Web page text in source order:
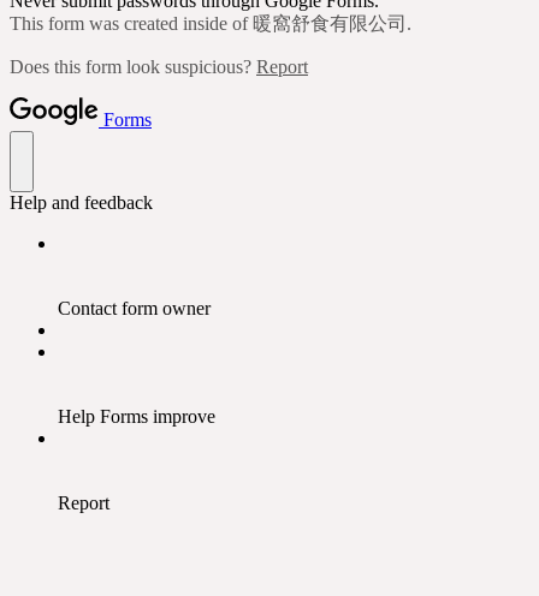
This form was created inside of 暖窩舒食有限公司.
Does this form look suspicious? Report
Forms
Help and feedback
Contact form owner
Help Forms improve
Report